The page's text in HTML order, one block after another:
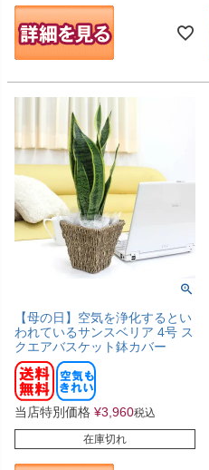
【母の日】空気を浄化するとい
われているサンスベリア 4号 ス
クエアバスケット鉢カバー
当店特別価格 ¥3,960税込
在庫切れ